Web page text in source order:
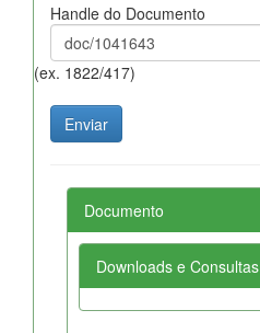
Handle do Documento
(ex. 1822/417)
Documento
Downloads e Consultas